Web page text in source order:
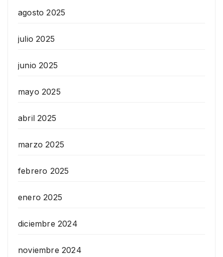
agosto 2025
julio 2025
junio 2025
mayo 2025
abril 2025
marzo 2025
febrero 2025
enero 2025
diciembre 2024
noviembre 2024